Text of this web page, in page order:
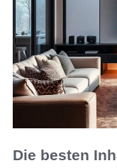
Die besten